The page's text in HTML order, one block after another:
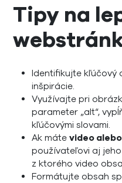
Tipy na
Identifikujte kľúčový
inšpirácie.
Využívajte pri
parameter „alt“,
kľúčovými slovami.
Ak mátevideo
používateľovi aj
z ktorého video
Formátujte obsah